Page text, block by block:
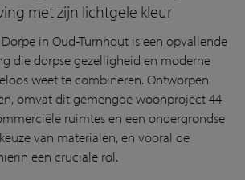
met zijn lichtgele kleur
in Oud-Turnhout is een opvallende
die dorpse gezelligheid en moderne
weet te combineren. Ontworpen
omvat dit gemengde woonproject 44
ruimtes en een ondergrondse
van materialen, en vooral de
een cruciale rol.